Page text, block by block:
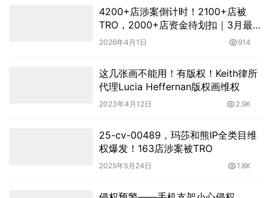
4200+店涉案倒计时！2100+店被
TRO，2000+店资金待划扣｜3月最后
一周美国TRO最新动态
2026年4月1日 914
这几张画不能用！有版权！Keith律所
代理Lucia Heffernan版权画维权
2023年4月12日 2.9K
25-cv-00489，玛莎和熊IP全类目维
权爆发！163店涉案被TRO
2025年5月24日 1.8K